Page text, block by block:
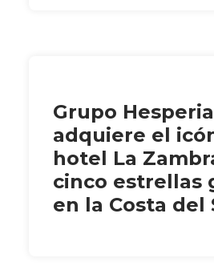
Grupo Hesperia
adquiere el
hotel La
cinco estrellas
en la Costa del